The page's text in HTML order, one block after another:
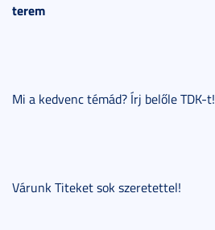
terem
Mi a kedvenc témád? Írj belőle TDK-t!
Várunk Titeket sok szeretettel!